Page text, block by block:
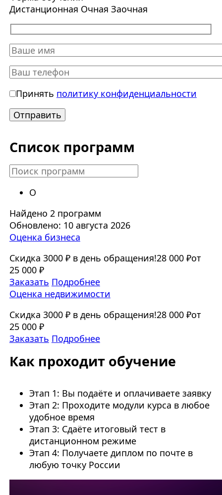
Дистанционная Очная Заочная
Принять политику конфиденциальности
Список программ
О
Найдено 2 программ
Обновлено: 10 августа 2026
Оценка бизнеса
Скидка 3000 ₽ в день обращения!28 000 ₽от
25 000 ₽
Заказать Подробнее
Оценка недвижимости
Скидка 3000 ₽ в день обращения!28 000 ₽от
25 000 ₽
Заказать Подробнее
Как проходит обучение
Этап 1: Вы подаёте и оплачиваете заявку
Этап 2: Проходите модули курса в любое
удобное время
Этап 3: Сдаёте итоговый тест в
дистанционном режиме
Этап 4: Получаете диплом по почте в
любую точку России